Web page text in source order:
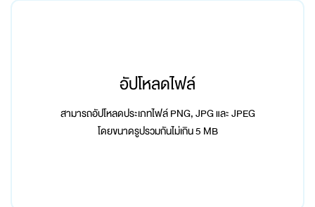
อัปโหลดไฟล์
สามารถอัปโหลดประเภทไฟล์ PNG, JPG และ JPEG
โดยขนาดรูปรวมกันไม่เกิน 5 MB